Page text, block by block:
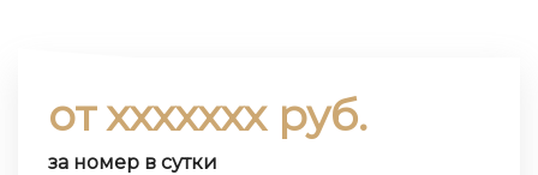
от ххххххх руб.
за номер в сутки